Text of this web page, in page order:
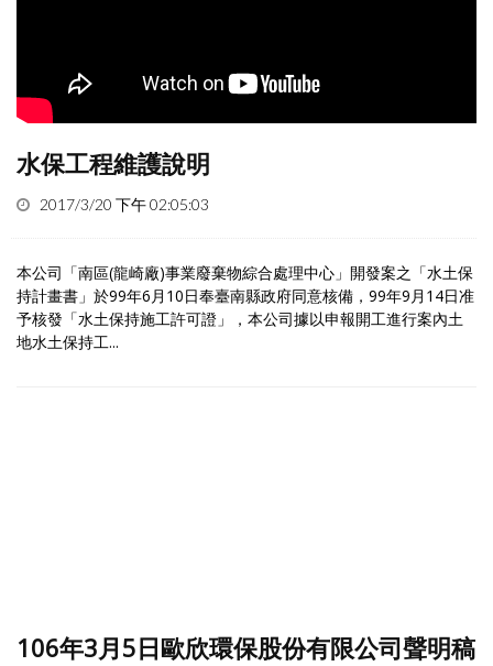
水保工程維護說明
2017/3/20 下午 02:05:03
本公司「南區(龍崎廠)事業廢棄物綜合處理中心」開發案之「水土保
持計畫書」於99年6月10日奉臺南縣政府同意核備，99年9月14日准
予核發「水土保持施工許可證」，本公司據以申報開工進行案內土
地水土保持工...
106年3月5日歐欣環保股份有限公司聲明稿